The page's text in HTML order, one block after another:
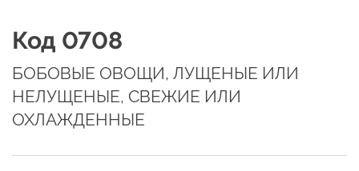
Код 0708
БОБОВЫЕ ОВОЩИ, ЛУЩЕНЫЕ ИЛИ
НЕЛУЩЕНЫЕ, СВЕЖИЕ ИЛИ
ОХЛАЖДЕННЫЕ